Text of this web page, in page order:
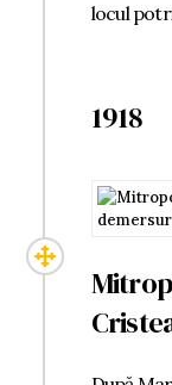
locul
1918